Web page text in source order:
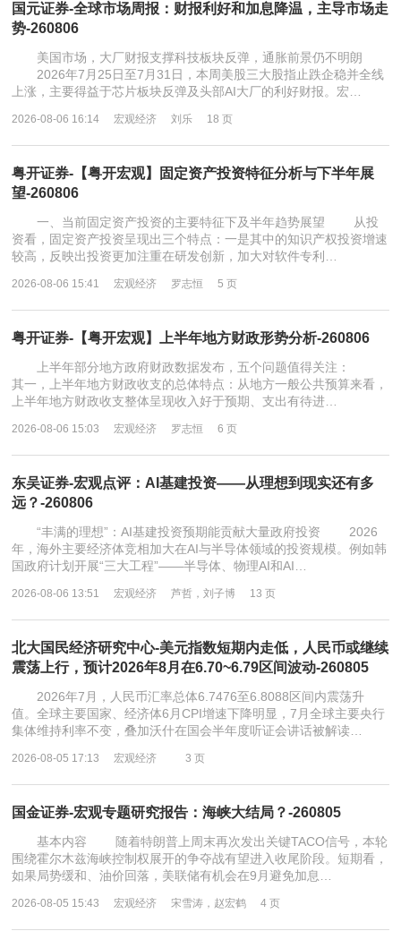
国元证券-全球市场周报：财报利好和加息降温，主导市场走
势-260806
美国市场，大厂财报支撑科技板块反弹，通胀前景仍不明朗
2026年7月25日至7月31日，本周美股三大股指止跌企稳并全线
上涨，主要得益于芯片板块反弹及头部AI大厂的利好财报。宏…
2026-08-06 16:14 宏观经济 刘乐 18 页
粤开证券-【粤开宏观】固定资产投资特征分析与下半年展
望-260806
一、当前固定资产投资的主要特征下及半年趋势展望 从投
资看，固定资产投资呈现出三个特点：一是其中的知识产权投资增速
较高，反映出投资更加注重在研发创新，加大对软件专利…
2026-08-06 15:41 宏观经济 罗志恒 5 页
粤开证券-【粤开宏观】上半年地方财政形势分析-260806
上半年部分地方政府财政数据发布，五个问题值得关注：
其一，上半年地方财政收支的总体特点：从地方一般公共预算来看，
上半年地方财政收支整体呈现收入好于预期、支出有待进…
2026-08-06 15:03 宏观经济 罗志恒 6 页
东吴证券-宏观点评：AI基建投资——从理想到现实还有多
远？-260806
“丰满的理想”：AI基建投资预期能贡献大量政府投资 2026
年，海外主要经济体竞相加大在AI与半导体领域的投资规模。例如韩
国政府计划开展“三大工程”——半导体、物理AI和AI…
2026-08-06 13:51 宏观经济 芦哲，刘子博 13 页
北大国民经济研究中心-美元指数短期内走低，人民币或继续
震荡上行，预计2026年8月在6.70~6.79区间波动-260805
2026年7月，人民币汇率总体6.7476至6.8088区间内震荡升
值。全球主要国家、经济体6月CPI增速下降明显，7月全球主要央行
集体维持利率不变，叠加沃什在国会半年度听证会讲话被解读…
2026-08-05 17:13 宏观经济 3 页
国金证券-宏观专题研究报告：海峡大结局？-260805
基本内容 随着特朗普上周末再次发出关键TACO信号，本轮
围绕霍尔木兹海峡控制权展开的争夺战有望进入收尾阶段。短期看，
如果局势缓和、油价回落，美联储有机会在9月避免加息…
2026-08-05 15:43 宏观经济 宋雪涛，赵宏鹤 4 页